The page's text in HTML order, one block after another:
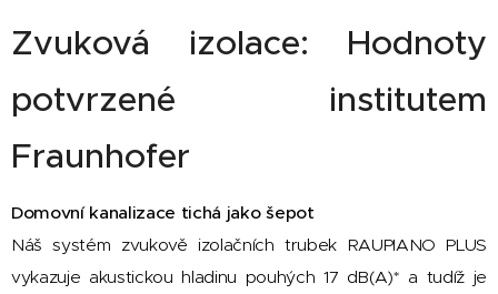
Zvuková izolace: Hodnoty
potvrzené institutem
Fraunhofer
Domovní kanalizace tichá jako šepot
Náš systém zvukově izolačních trubek RAUPIANO PLUS
vykazuje akustickou hladinu pouhých 17 dB(A)* a tudíž je